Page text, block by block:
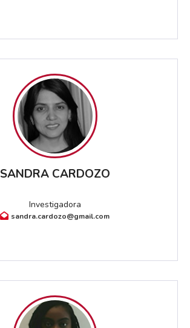
SANDRA CARDOZO
Investigadora
sandra.cardozo@gmail.com